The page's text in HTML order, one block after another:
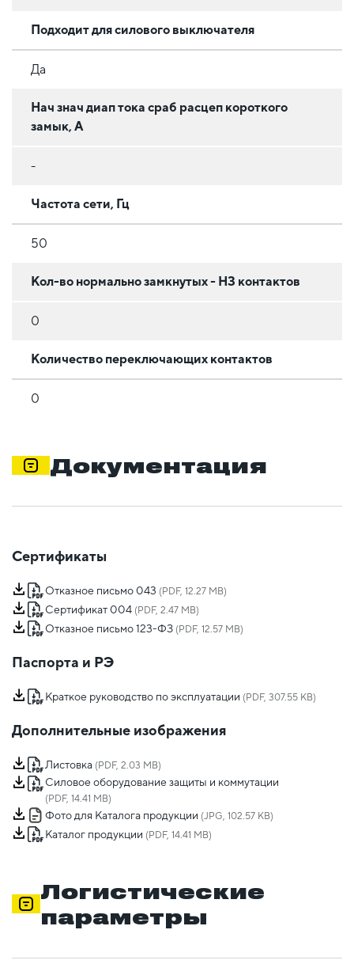
Подходит для силового выключателя
Да
Нач знач диап тока сраб расцеп короткого
замык, А
-
Частота сети, Гц
50
Кол-во нормально замкнутых - НЗ контактов
0
Количество переключающих контактов
0
Документация
Сертификаты
Отказное письмо 043 (PDF, 12.27 MB)
Сертификат 004 (PDF, 2.47 MB)
Отказное письмо 123-ФЗ (PDF, 12.57 MB)
Паспорта и РЭ
Краткое руководство по эксплуатации (PDF, 307.55 KB)
Дополнительные изображения
Листовка (PDF, 2.03 MB)
Силовое оборудование защиты и коммутации
(PDF, 14.41 MB)
Фото для Каталога продукции (JPG, 102.57 KB)
Каталог продукции (PDF, 14.41 MB)
Логистические
параметры